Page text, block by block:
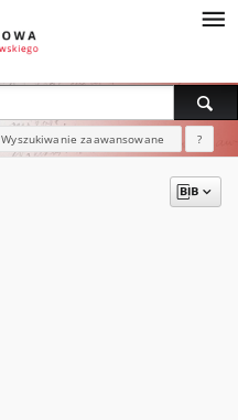
Wyszukiwanie zaawansowane ?